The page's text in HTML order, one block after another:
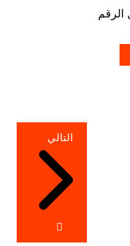
التالي